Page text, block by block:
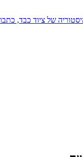
של ציוד כבד,